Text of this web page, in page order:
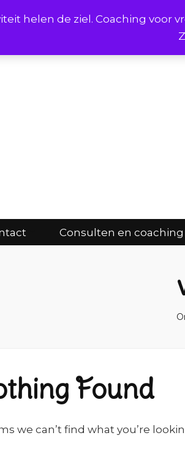
helen de ziel. Coaching voor
Consulten en coaching
Found
we can’t find what you’re